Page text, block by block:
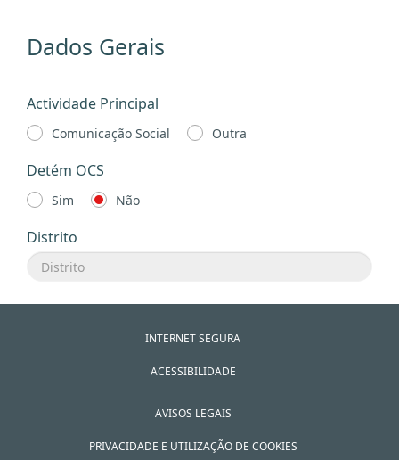
Dados Gerais
Actividade Principal
Comunicação Social Outra
Detém OCS
Sim Não
Distrito
INTERNET SEGURA
ACESSIBILIDADE
AVISOS LEGAIS
PRIVACIDADE E UTILIZAÇÃO DE COOKIES